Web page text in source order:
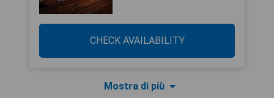
CHECK AVAILABILITY
Mostra di più